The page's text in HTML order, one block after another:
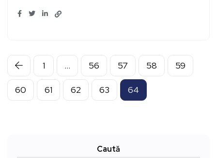
1 … 56 57 58 59
60 61 62 63 64
Caută